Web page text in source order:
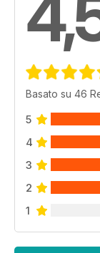
Basato su 46
5
4
3
2
1